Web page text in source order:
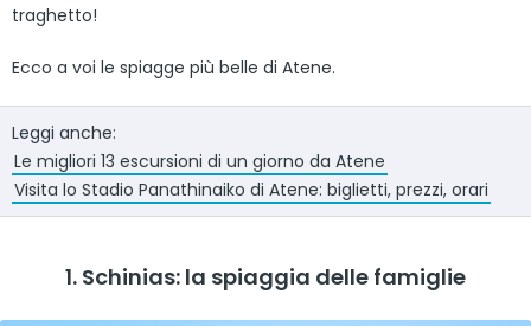
traghetto!
Ecco a voi le spiagge più belle di Atene.
Leggi anche:
Le migliori 13 escursioni di un giorno da Atene
Visita lo Stadio Panathinaiko di Atene: biglietti, prezzi, orari
1. Schinias: la spiaggia delle famiglie